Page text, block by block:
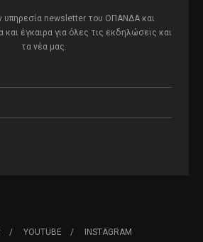
υπηρεσία newsletter του ΟΠΑΝΔΑ και
έγκαιρα για όλες τις εκδηλώσεις και
τα νέα μας.
YOUTUBE INSTAGRAM